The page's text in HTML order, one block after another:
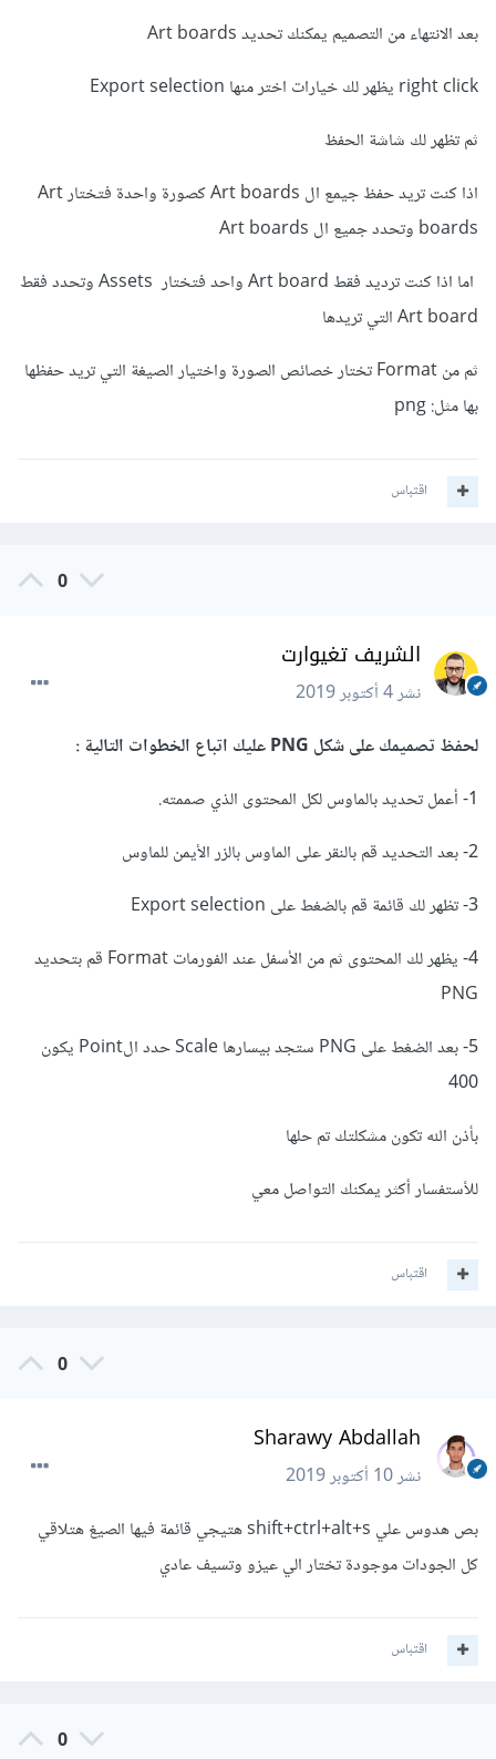
بعد الانتهاء من التصميم يمكنك تحديد Art boards
right click يظهر لك خيارات اختر منها Export selection
ثم تظهر لك شاشة الحفظ
اذا كنت تريد حفظ جيمع ال Art boards كصورة واحدة فتختار Art
boards وتحدد جميع ال Art boards
اما اذا كنت ترديد فقط Art board واحد فتختار Assets وتحدد فقط
Art board التي تريدها
ثم من Format تختار خصائص الصورة واختيار الصيغة التي تريد حفظها
بها مثل: png
اقتباس
0
الشريف تغيوارت
نشر4 أكتوبر 2019
لحفظ تصميمك على شكل PNG عليك اتباع الخطوات التالية :
1- أعمل تحديد بالماوس لكل المحتوى الذي صممته.
2- بعد التحديد قم بالنقر على الماوس بالزر الأيمن للماوس
3- تظهر لك قائمة قم بالضغط على Export selection
4- يظهر لك المحتوى ثم من الأسفل عند الفورمات Format قم بتحديد
PNG
5- بعد الضغط على PNG ستجد بيسارها Scale حدد الPoint يكون
400
بأذن الله تكون مشكلتك تم حلها
للأستفسار أكثر يمكنك التواصل معي
اقتباس
0
Sharawy Abdallah
نشر10 أكتوبر 2019
بص هدوس علي shift+ctrl+alt+s هتيجي قائمة فيها الصيغ هتلاقي
كل الجودات موجودة تختار الي عيزو وتسيف عادي
اقتباس
0